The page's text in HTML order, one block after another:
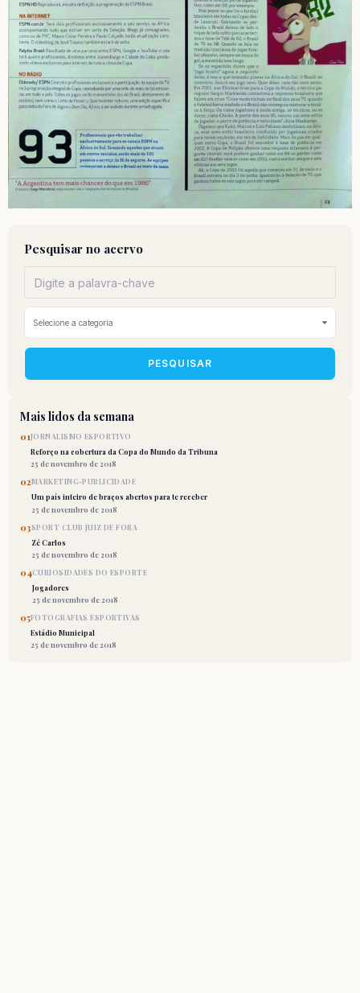
Pesquisar no acervo
PESQUISAR
Mais lidos da semana
01JORNALISMO ESPORTIVO
Reforço na cobertura da Copa do Mundo da Tribuna
25 de novembro de 2018
02 MARKETING-PUBLICIDADE
Um país inteiro de braços abertos para te receber
25 de novembro de 2018
03SPORT CLUB JUIZ DE FORA
Zé Carlos
25 de novembro de 2018
04CURIOSIDADES DO ESPORTE
Jogadores
25 de novembro de 2018
05FOTOGRAFIAS ESPORTIVAS
Estádio Municipal
25 de novembro de 2018